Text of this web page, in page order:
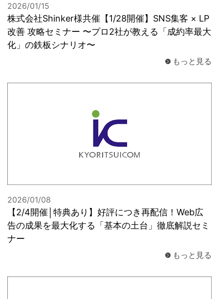
2026/01/15
株式会社Shinker様共催【1/28開催】SNS集客 × LP
改善 攻略セミナー 〜プロ2社が教える「成約率最大
化」の鉄板シナリオ〜
もっと見る
2026/01/08
【2/4開催│特典あり】好評につき再配信！Web広
告の成果を最大化する「基本の土台」徹底解説セミ
ナー
もっと見る